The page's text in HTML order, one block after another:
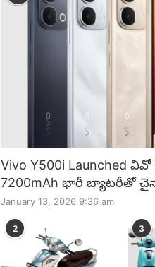
Vivo Y500i Launched వివో
7200mAh భారీ బ్యాటరీతో
January 13, 2026 9:36 am
2 3